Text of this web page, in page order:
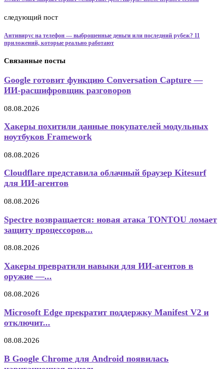
следующий пост
Антивирус на телефон — выброшенные деньги или последний рубеж? 11
приложений, которые реально работают
Связанные посты
Google готовит функцию Conversation Capture —
ИИ-расшифровщик разговоров
08.08.2026
Хакеры похитили данные покупателей модульных
ноутбуков Framework
08.08.2026
Cloudflare представила облачный браузер Kitesurf
для ИИ-агентов
08.08.2026
Spectre возвращается: новая атака TONTOU ломает
защиту процессоров...
08.08.2026
Хакеры превратили навыки для ИИ-агентов в
оружие —...
08.08.2026
Microsoft Edge прекратит поддержку Manifest V2 и
отключит...
08.08.2026
В Google Chrome для Android появилась